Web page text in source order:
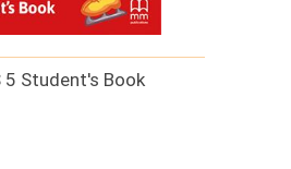
5 Student's Book